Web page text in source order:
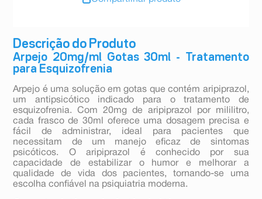
Descrição do Produto
Arpejo 20mg/ml Gotas 30ml - Tratamento
para Esquizofrenia
Arpejo é uma solução em gotas que contém aripiprazol,
um antipsicótico indicado para o tratamento de
esquizofrenia. Com 20mg de aripiprazol por mililitro,
cada frasco de 30ml oferece uma dosagem precisa e
fácil de administrar, ideal para pacientes que
necessitam de um manejo eficaz de sintomas
psicóticos. O aripiprazol é conhecido por sua
capacidade de estabilizar o humor e melhorar a
qualidade de vida dos pacientes, tornando-se uma
escolha confiável na psiquiatria moderna.